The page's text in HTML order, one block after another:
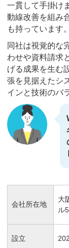
一貫して手掛け
動線改善を組み
も持っています。
同社は視覚的な
わせや資料請求
げる成果を生む
張を見据えたシ
インと技術のバ
会社所在地
大
ル
設立